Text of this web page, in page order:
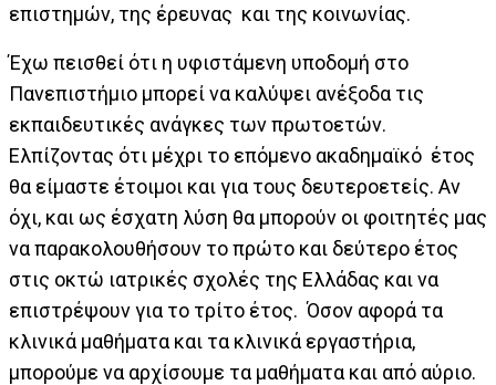
επιστημών, της έρευνας και της κοινωνίας.
Έχω πεισθεί ότι η υφιστάμενη υποδομή στο
Πανεπιστήμιο μπορεί να καλύψει ανέξοδα τις
εκπαιδευτικές ανάγκες των πρωτοετών.
Ελπίζοντας ότι μέχρι το επόμενο ακαδημαϊκό έτος
θα είμαστε έτοιμοι και για τους δευτεροετείς. Αν
όχι, και ως έσχατη λύση θα μπορούν οι φοιτητές μας
να παρακολουθήσουν το πρώτο και δεύτερο έτος
στις οκτώ ιατρικές σχολές της Ελλάδας και να
επιστρέψουν για το τρίτο έτος. Όσον αφορά τα
κλινικά μαθήματα και τα κλινικά εργαστήρια,
μπορούμε να αρχίσουμε τα μαθήματα και από αύριο.